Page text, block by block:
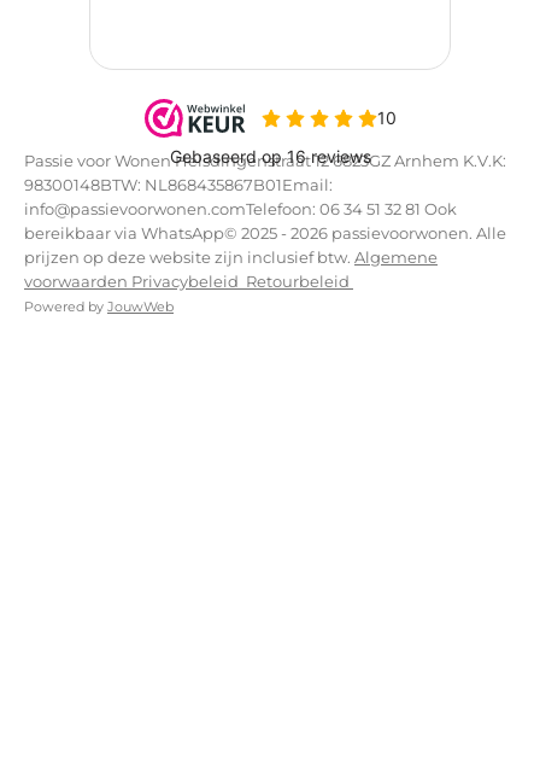
Passie voor Wonen Helsdingenstraat 12 6823GZ Arnhem K.V.K:
98300148BTW: NL868435867B01Email:
info@passievoorwonen.comTelefoon: 06 34 51 32 81 Ook
bereikbaar via WhatsApp© 2025 - 2026 passievoorwonen. Alle
prijzen op deze website zijn inclusief btw. Algemene
voorwaarden Privacybeleid Retourbeleid
Powered by JouwWeb